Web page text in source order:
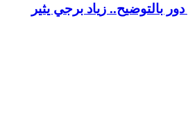
بالتوضيح.. زياد برجي يثير